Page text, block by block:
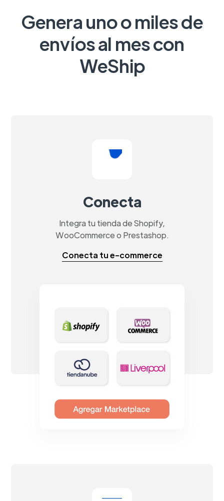
Genera uno o miles de
envíos al mes con
WeShip
Conecta
Integra tu tienda de Shopify,
WooCommerce o Prestashop.
Conecta tu e-commerce